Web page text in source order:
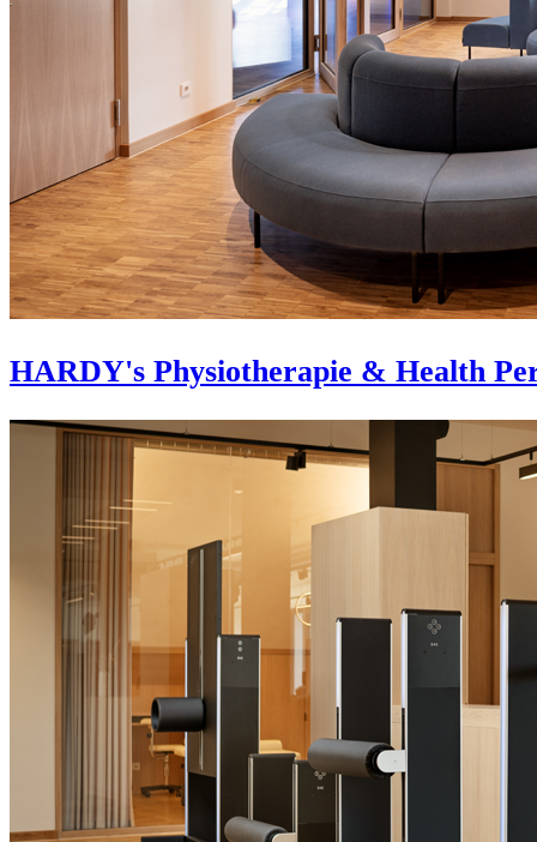
HARDY's Physiotherapie & Health